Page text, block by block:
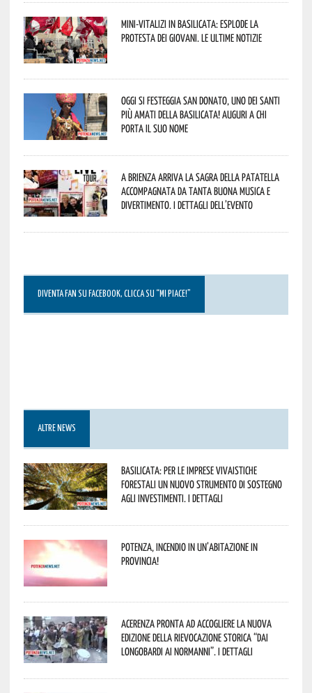
Mini-vitalizi in Basilicata: esplode la
protesta dei giovani. Le ultime notizie
Oggi si festeggia San Donato, uno dei Santi
più amati della Basilicata! Auguri a chi
porta il suo nome
A Brienza arriva la Sagra della Patatella
accompagnata da tanta buona musica e
divertimento. I dettagli dell’evento
DIVENTA FAN SU FACEBOOK, CLICCA SU “MI PIACE!”
ALTRE NEWS
Basilicata: per le imprese vivaistiche
forestali un nuovo strumento di sostegno
agli investimenti. I dettagli
Potenza, incendio in un’abitazione in
provincia!
Acerenza pronta ad accogliere la nuova
edizione della rievocazione storica “Dai
Longobardi ai Normanni”. I dettagli